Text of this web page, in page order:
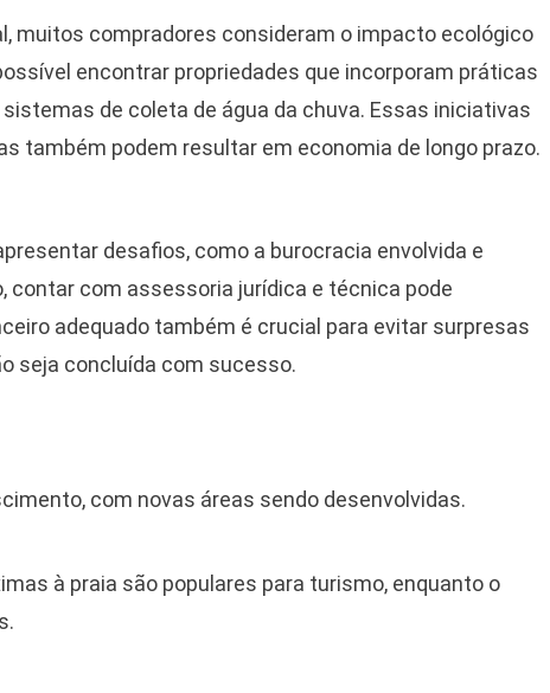
muitos compradores consideram o impacto ecológico
encontrar propriedades que incorporam práticas
de coleta de água da chuva. Essas iniciativas
também podem resultar em economia de longo prazo.
desafios, como a burocracia envolvida e
com assessoria jurídica e técnica pode
adequado também é crucial para evitar surpresas
seja concluída com sucesso.
com novas áreas sendo desenvolvidas.
à praia são populares para turismo, enquanto o